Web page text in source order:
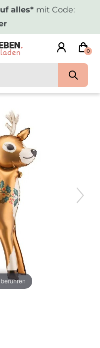
alles* mit Code:
0